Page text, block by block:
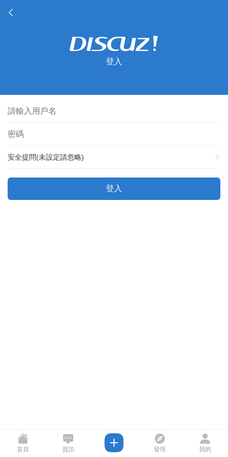
登入
安全提問(未設定請忽略)
登入
首頁 資訊 發現 我的